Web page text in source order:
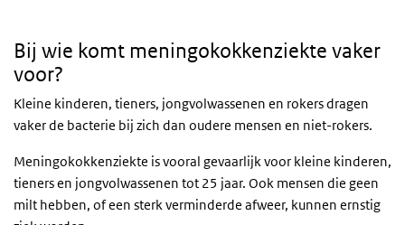
Bij wie komt meningokokkenziekte vaker
voor?
Kleine kinderen, tieners, jongvolwassenen en rokers dragen
vaker de bacterie bij zich dan oudere mensen en niet-rokers.
Meningokokkenziekte is vooral gevaarlijk voor kleine kinderen,
tieners en jongvolwassenen tot 25 jaar. Ook mensen die geen
milt hebben, of een sterk verminderde afweer, kunnen ernstig